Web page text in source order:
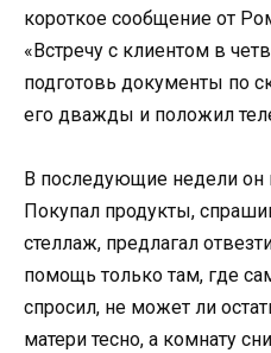
короткое сообщение от
«Встречу с клиентом в
подготовь документы по
его дважды и положил
В последующие недели он
Покупал продукты,
стеллаж, предлагал
помощь только там, где
спросил, не может ли
матери тесно, а комнату